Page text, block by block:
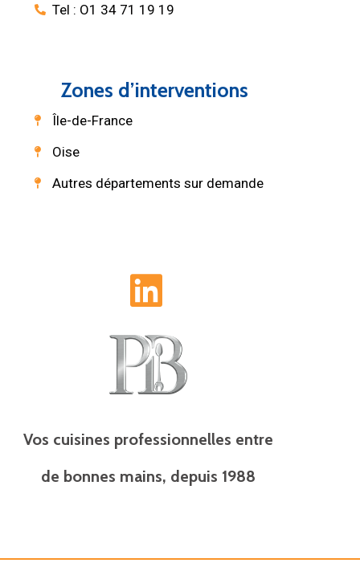
Vos cuisines professionnelles entre
de bonnes mains, depuis 1988
L
i
n
k
e
d
n
Tel : O1 34 71 19 19
Zones d’interventions
Île-de-France
Oise
Autres départements sur demande